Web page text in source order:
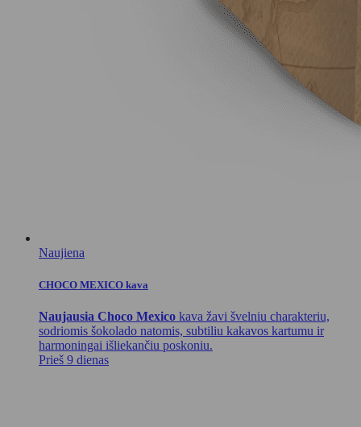
Naujiena
CHOCO MEXICO kava
Naujausia Choco Mexico kava žavi švelniu charakteriu,
sodriomis šokolado natomis, subtiliu kakavos kartumu ir
harmoningai išliekančiu poskoniu.
Prieš 9 dienas